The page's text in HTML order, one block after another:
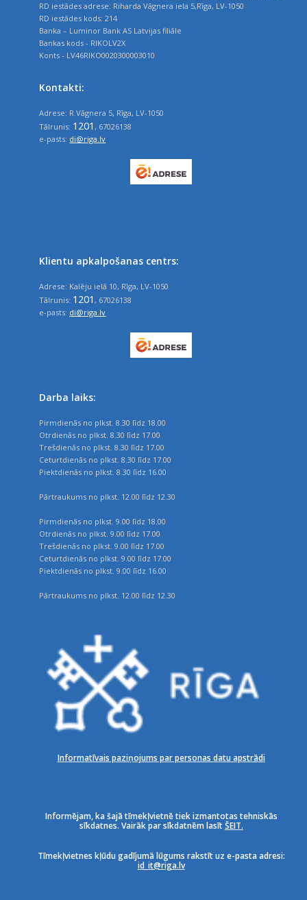
RD iestādes adrese: Riharda Vāgnera iela 5,Rīga, LV-1050
RD iestādes kods: 214
Banka – Luminor Bank AS Latvijas filiāle
Bankas kods - RIKOLV2X
Konts - LV46RIKO0020300003010
Kontakti:
Adrese: R.Vāgnera 5, Rīga, LV-1050
Tālrunis: 1201, 67026138
e-pasts: di@riga.lv
Klientu apkalpošanas centrs:
Adrese: Kalēju ielā 10, Rīga, LV-1050
Tālrunis: 1201 , 67026138
e-pasts: di@riga.lv
Darba laiks:
Pirmdienās no plkst. 8.30 līdz 18.00
Otrdienās no plkst. 8.30 līdz 17.00
Trešdienās no plkst. 8.30 līdz 17.00
Ceturtdienās no plkst. 8.30 līdz 17.00
Piektdienās no plkst. 8.30 līdz 16.00
Pārtraukums no plkst. 12.00 līdz 12.30
Pirmdienās no plkst. 9.00 līdz 18.00
Otrdienās no plkst. 9.00 līdz 17.00
Trešdienās no plkst. 9.00 līdz 17.00
Ceturtdienās no plkst. 9.00 līdz 17.00
Piektdienās no plkst. 9.00 līdz 16.00
Pārtraukums no plkst. 12.00 līdz 12.30
Informatīvais paziņojums par personas datu apstrādi
Informējam, ka šajā tīmekļvietnē tiek izmantotas tehniskās
sīkdatnes. Vairāk par sīkdatnēm lasītŠEIT.
Tīmekļvietnes kļūdu gadījumā lūgums rakstīt uz e-pasta adresi:
id_it@riga.lv